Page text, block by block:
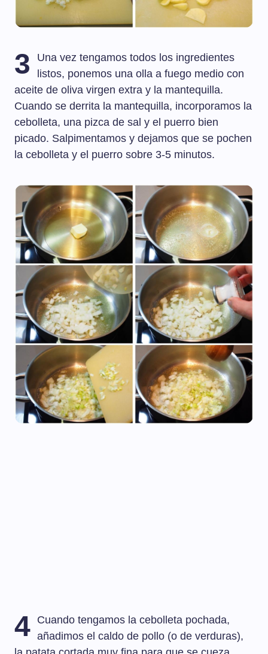
3
Una vez tengamos todos los ingredientes
listos, ponemos una olla a fuego medio con
aceite de oliva virgen extra y la mantequilla.
Cuando se derrita la mantequilla, incorporamos la
cebolleta, una pizca de sal y el puerro bien
picado. Salpimentamos y dejamos que se pochen
la cebolleta y el puerro sobre 3-5 minutos.
4 Cuando tengamos la cebolleta pochada,
añadimos el caldo de pollo (o de verduras),